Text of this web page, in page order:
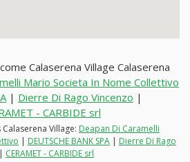
Calaserena Village Calaserena
Mario Societa In Nome Collettivo
| Dierre Di Rago Vincenzo |
- CARBIDE srl
Village: Deapan Di Caramelli
| DEUTSCHE BANK SPA | Dierre Di Rago
| CERAMET - CARBIDE srl